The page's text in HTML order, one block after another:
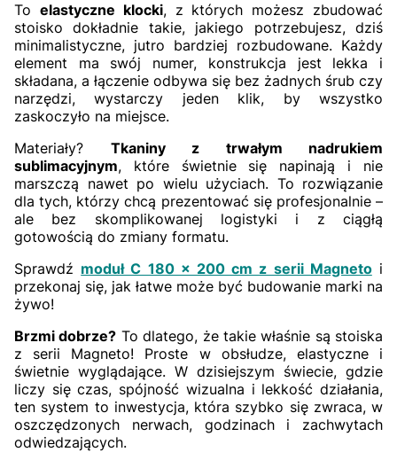
To elastyczne klocki, z których możesz zbudować
stoisko dokładnie takie, jakiego potrzebujesz, dziś
minimalistyczne, jutro bardziej rozbudowane. Każdy
element ma swój numer, konstrukcja jest lekka i
składana, a łączenie odbywa się bez żadnych śrub czy
narzędzi, wystarczy jeden klik, by wszystko
zaskoczyło na miejsce.
Materiały? Tkaniny z trwałym nadrukiem
sublimacyjnym, które świetnie się napinają i nie
marszczą nawet po wielu użyciach. To rozwiązanie
dla tych, którzy chcą prezentować się profesjonalnie –
ale bez skomplikowanej logistyki i z ciągłą
gotowością do zmiany formatu.
Sprawdź moduł C 180 × 200 cm z serii Magnetoi
przekonaj się, jak łatwe może być budowanie marki na
żywo!
Brzmi dobrze? To dlatego, że takie właśnie są stoiska
z serii Magneto! Proste w obsłudze, elastyczne i
świetnie wyglądające. W dzisiejszym świecie, gdzie
liczy się czas, spójność wizualna i lekkość działania,
ten system to inwestycja, która szybko się zwraca, w
oszczędzonych nerwach, godzinach i zachwytach
odwiedzających.